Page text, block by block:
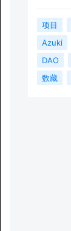
项目
Azuki
DAO
数藏